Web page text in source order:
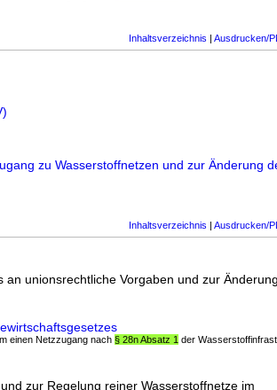
Inhaltsverzeichnis | Ausdrucken/
zu Wasserstoffnetzen und zur Änderung
Inhaltsverzeichnis | Ausdrucken/
unionsrechtliche Vorgaben und zur
einen Netzzugang nach § 28n Absatz 1 der
zur Regelung reiner Wasserstoffnetze im